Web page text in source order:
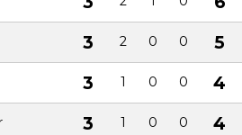
3 2 0 0
5
3 1 0 0
4
3 1 0 0
4